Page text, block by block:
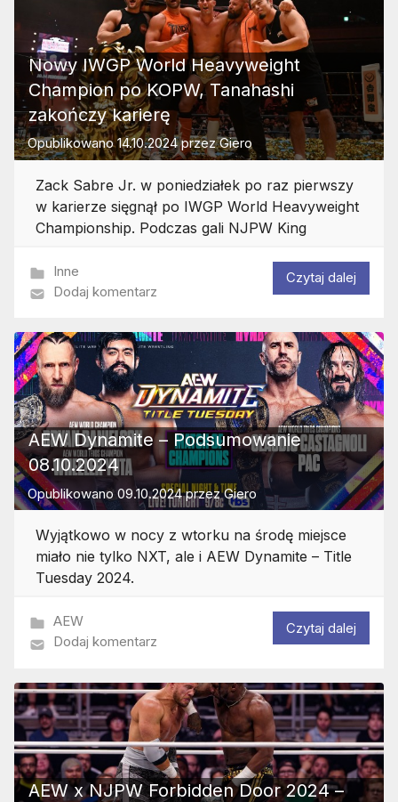
Nowy IWGP World Heavyweight
Champion po KOPW, Tanahashi
zakończy karierę
Opublikowano14.10.2024przezGiero
Zack Sabre Jr. w poniedziałek po raz pierwszy
w karierze sięgnął po IWGP World Heavyweight
Championship. Podczas gali NJPW King
Inne
Dodaj komentarz
Czytaj dalej
AEW Dynamite – Podsumowanie
08.10.2024
Opublikowano09.10.2024przezGiero
Wyjątkowo w nocy z wtorku na środę miejsce
miało nie tylko NXT, ale i AEW Dynamite – Title
Tuesday 2024.
AEW
Dodaj komentarz
Czytaj dalej
AEW x NJPW Forbidden Door 2024 –